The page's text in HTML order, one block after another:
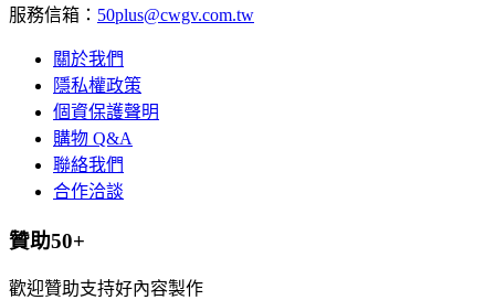
服務信箱： 50plus@cwgv.com.tw
關於我們
隱私權政策
個資保護聲明
購物 Q&A
聯絡我們
合作洽談
贊助50+
歡迎贊助支持好內容製作